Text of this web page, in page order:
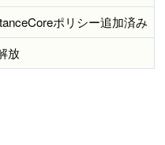
ポリシー追加済み
放